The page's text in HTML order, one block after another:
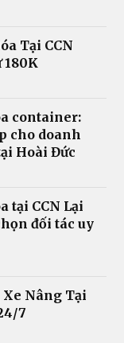
Tại CCN
180K
container:
cho doanh
Hoài Đức
tại CCN Lại
đối tác uy
Xe Nâng Tại
7